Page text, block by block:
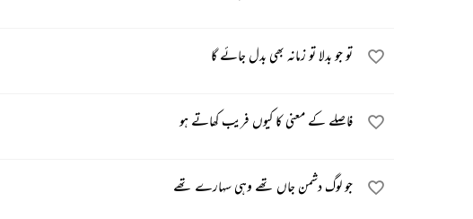
تو جو بدلا تو زمانہ بھی بدل جائے گا
فاصلے کے معنی کا کیوں فریب کھاتے ہو
جو لوگ دشمن جاں تھے وہی سہارے تھے